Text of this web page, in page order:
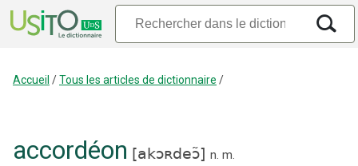
Accueil /Tous les articles de dictionnaire /
accordéon [akɔʀdeɔ̃] n. m.